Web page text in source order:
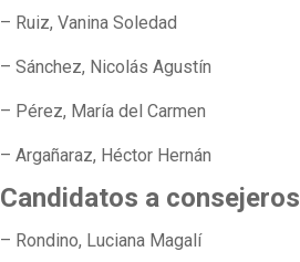
– Ruiz, Vanina Soledad
– Sánchez, Nicolás Agustín
– Pérez, María del Carmen
– Argañaraz, Héctor Hernán
Candidatos a
– Rondino, Luciana Magalí